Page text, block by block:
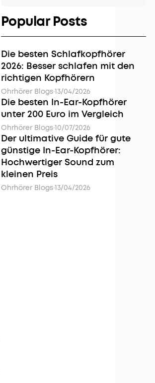
Popular Posts
Die besten Schlafkopfhörer
2026: Besser schlafen mit den
richtigen Kopfhörern
Ohrhörer Blogs·13/04/2026
Die besten In-Ear-Kopfhörer
unter 200 Euro im Vergleich
Ohrhörer Blogs·10/07/2026
Der ultimative Guide für gute
günstige In-Ear-Kopfhörer:
Hochwertiger Sound zum
kleinen Preis
Ohrhörer Blogs·13/04/2026